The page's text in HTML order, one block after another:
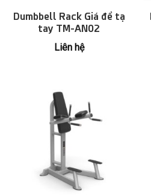
Dumbbell Rack Giá để tạ
tay TM-AN02
Liên hệ